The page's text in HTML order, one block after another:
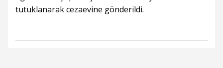
tutuklanarak cezaevine gönderildi.